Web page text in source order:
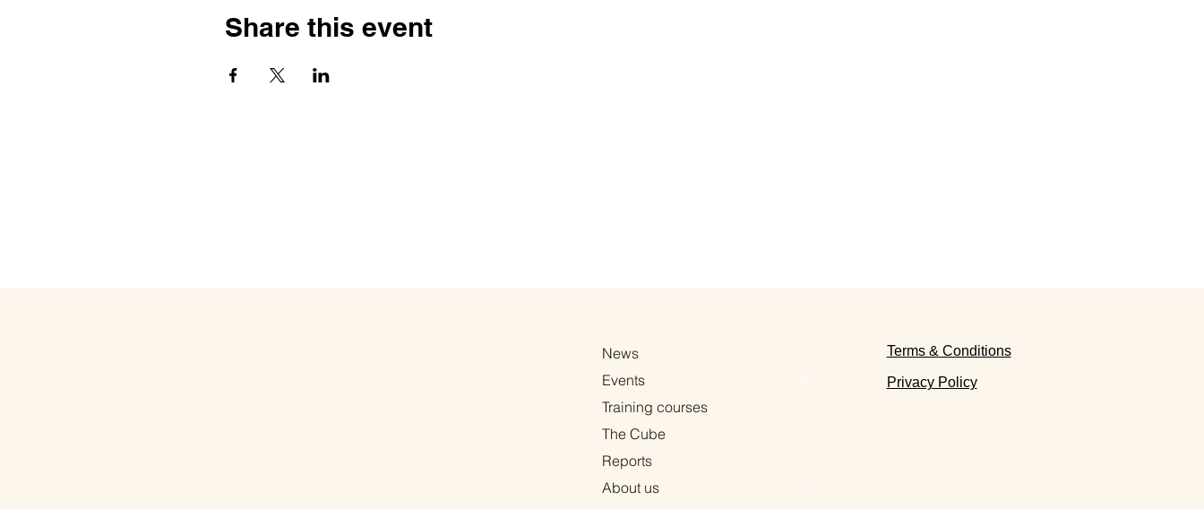
Share this event
News
Events
Training courses
The Cube
Reports
About us
Terms & Conditions
Privacy Policy